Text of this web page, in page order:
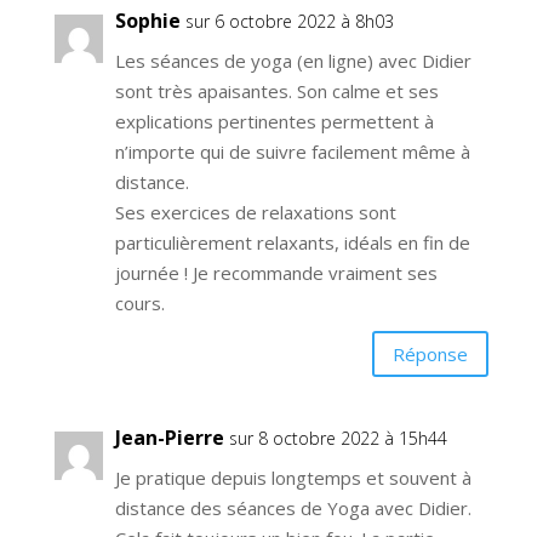
Sophie sur 6 octobre 2022 à 8h03
Les séances de yoga (en ligne) avec Didier
sont très apaisantes. Son calme et ses
explications pertinentes permettent à
n’importe qui de suivre facilement même à
distance.
Ses exercices de relaxations sont
particulièrement relaxants, idéals en fin de
journée ! Je recommande vraiment ses
cours.
Réponse
Jean-Pierre sur 8 octobre 2022 à 15h44
Je pratique depuis longtemps et souvent à
distance des séances de Yoga avec Didier.